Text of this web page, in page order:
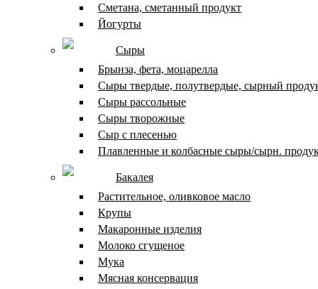
Сметана, сметанный продукт
Йогурты
Сыры
Брынза, фета, моцарелла
Сыры твердые, полутвердые, сырный
Сыры рассольные
Сыры творожные
Сыр с плесенью
Плавленные и колбасные сыры/сырн.
Бакалея
Растительное, оливковое масло
Крупы
Макаронные изделия
Молоко сгущеное
Мука
Мясная консервация